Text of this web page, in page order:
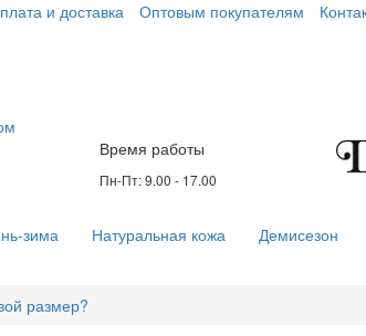
и доставка Оптовым покупателям
Время работы
Пн-Пт: 9.00 - 17.00
зима Натуральная кожа Демисезон
размер?